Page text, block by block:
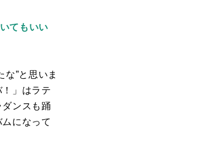
てもいい
”と思いま
」はラテ
ンスも踊
になって